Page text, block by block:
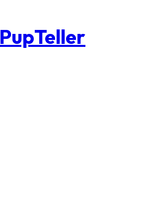
PupTeller